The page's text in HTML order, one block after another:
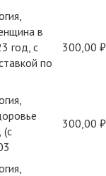
в
год, с
по
300,00 ₽
300,00 ₽